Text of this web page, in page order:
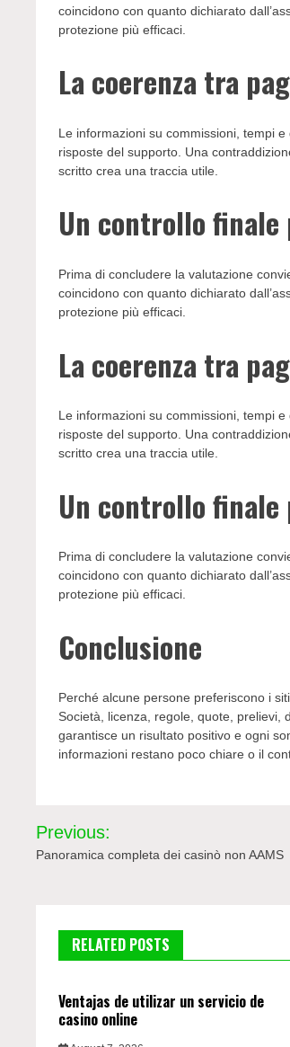
coincidono con quanto dichiarato
protezione più efficaci.
La coerenza tra
Le informazioni su commissioni, tempi
risposte del supporto. Una
scritto crea una traccia utile.
Un controllo
Prima di concludere la valutazione
coincidono con quanto dichiarato
protezione più efficaci.
La coerenza tra
Le informazioni su commissioni, tempi
risposte del supporto. Una
scritto crea una traccia utile.
Un controllo
Prima di concludere la valutazione
coincidono con quanto dichiarato
protezione più efficaci.
Conclusione
Perché alcune persone preferiscono i
Società, licenza, regole, quote, prelievi,
garantisce un risultato positivo e ogni
informazioni restano poco chiare o il
Post
navigation
Previous:
Panoramica completa dei casinò non AAMS
RELATED POSTS
Ventajas de utilizar un servicio de
casino online